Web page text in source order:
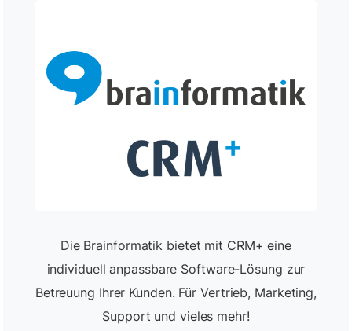
Die Brainformatik bietet mit CRM+ eine
individuell anpassbare Software-Lösung zur
Betreuung Ihrer Kunden. Für Vertrieb, Marketing,
Support und vieles mehr!